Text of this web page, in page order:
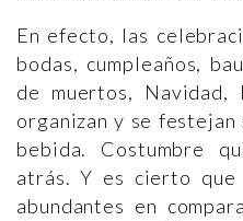
En efecto, las
bodas, cumpleaños,
de muertos, Navidad,
organizan y se
bebida. Costumbre
atrás. Y es cierto que
abundantes en